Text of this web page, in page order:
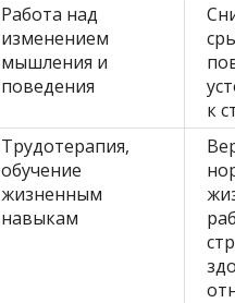
Работа над
изменением
мышления и
поведения
к
Трудотерапия,
обучение
жизненным
навыкам